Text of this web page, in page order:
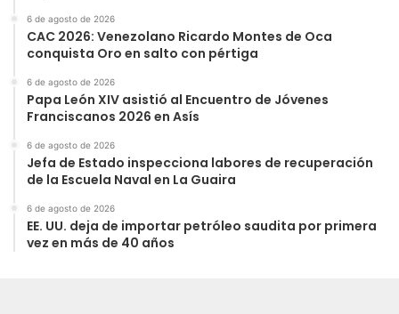
6 de agosto de 2026
CAC 2026: Venezolano Ricardo Montes de Oca
conquista Oro en salto con pértiga
6 de agosto de 2026
Papa León XIV asistió al Encuentro de Jóvenes
Franciscanos 2026 en Asís
6 de agosto de 2026
Jefa de Estado inspecciona labores de recuperación
de la Escuela Naval en La Guaira
6 de agosto de 2026
EE. UU. deja de importar petróleo saudita por primera
vez en más de 40 años